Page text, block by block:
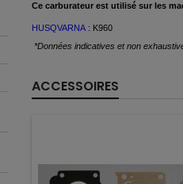
Ce carburateur est utilisé sur les
HUSQVARNA : K960
*Données indicatives et non
ACCESSOIRES